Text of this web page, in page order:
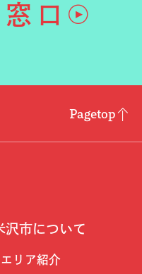
口
Pagetop
沢市について
エリア紹介